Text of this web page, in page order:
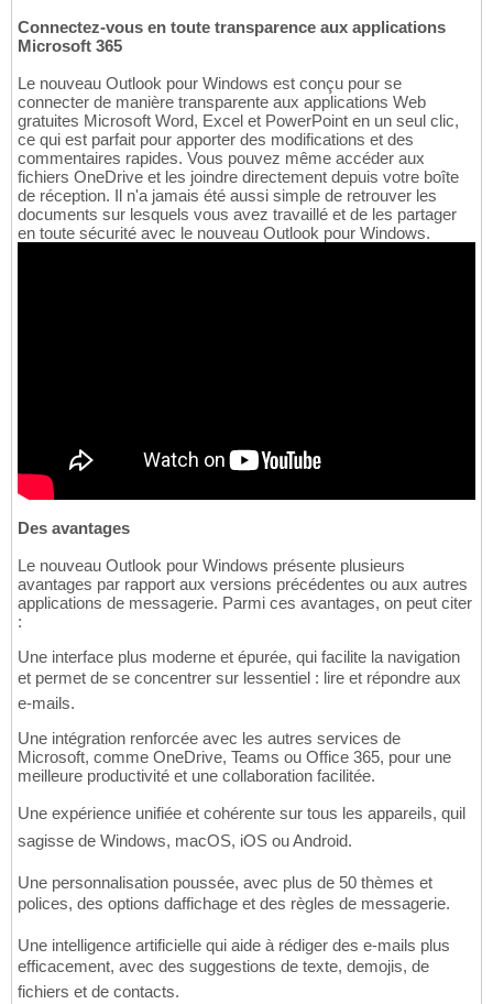
Connectez-vous en toute transparence aux applications
Microsoft 365
Le nouveau Outlook pour Windows est conçu pour se
connecter de manière transparente aux applications Web
gratuites Microsoft Word, Excel et PowerPoint en un seul clic,
ce qui est parfait pour apporter des modifications et des
commentaires rapides. Vous pouvez même accéder aux
fichiers OneDrive et les joindre directement depuis votre boîte
de réception. Il n'a jamais été aussi simple de retrouver les
documents sur lesquels vous avez travaillé et de les partager
en toute sécurité avec le nouveau Outlook pour Windows.
Des avantages
Le nouveau Outlook pour Windows présente plusieurs
avantages par rapport aux versions précédentes ou aux autres
applications de messagerie. Parmi ces avantages, on peut citer
:
Une interface plus moderne et épurée, qui facilite la navigation
et permet de se concentrer sur lessentiel : lire et répondre aux
e-mails.
Une intégration renforcée avec les autres services de
Microsoft, comme OneDrive, Teams ou Office 365, pour une
meilleure productivité et une collaboration facilitée.
Une expérience unifiée et cohérente sur tous les appareils, quil
sagisse de Windows, macOS, iOS ou Android.
Une personnalisation poussée, avec plus de 50 thèmes et
polices, des options daffichage et des règles de messagerie.
Une intelligence artificielle qui aide à rédiger des e-mails plus
efficacement, avec des suggestions de texte, demojis, de
fichiers et de contacts.